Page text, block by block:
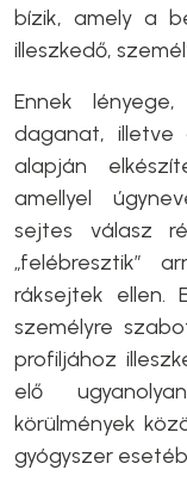
bízik, amely a
illeszkedő,
Ennek
daganat, illetve
alapján
amellyel
sejtes válasz
„felébresztik”
ráksejtek ellen.
személyre
profiljához
elő
körülmények
gyógyszer